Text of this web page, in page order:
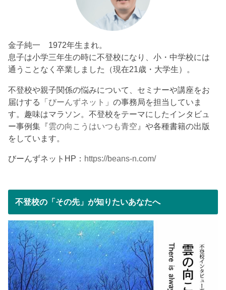
金子純一 1972年生まれ。
息子は小学三年生の時に不登校になり、小・中学校には
通うことなく卒業しました（現在21歳・大学生）。
不登校や親子関係の悩みについて、セミナーや講座をお
届けする「びーんずネット 」の事務局を担当していま
す。趣味はマラソン。不登校をテーマにしたインタビュ
ー事例集『雲の向こうはいつも青空 』や各種書籍の出版
をしています。
びーんずネットHP： https://beans-n.com/
不登校の「その先」が知りたいあなたへ